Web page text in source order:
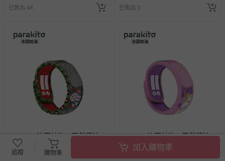
已售出 48 已售出 3
Parakito 法國帕洛 - 天然精油
防蚊手環 兒童手環-骷髏夜總會
款
Parakito 法國帕洛 - 天然精油
防蚊手環 兒童手環-獨角獸款
追蹤 購物車
加入購物車